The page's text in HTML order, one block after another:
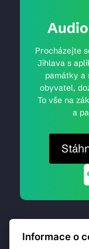
Procházejte
Jihlava s
památky a
obyvatel,
To vše na
a
Informace o